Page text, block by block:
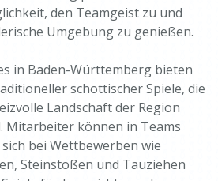
den Teamgeist zu und
Umgebung zu genießen.
in Baden-Württemberg bieten
schottischer Spiele, die
Landschaft der Region
Mitarbeiter können in Teams
bei Wettbewerben wie
Steinstoßen und Tauziehen